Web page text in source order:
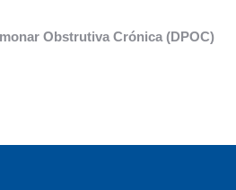
Obstrutiva Crónica (DPOC)